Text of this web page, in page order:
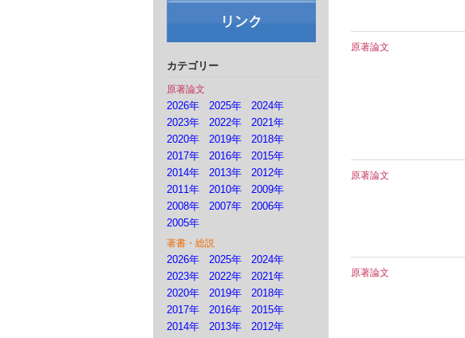
カテゴリー
原著論文
2026年 2025年
2024年
2023年
2022年
2021年
2020年
2019年
2018年
2017年
2016年
2015年
2014年
2013年
2012年
2011年
2010年
2009年
2008年
2007年
2006年
2005年
著書・総説
2026年 2025年
2024年
2023年
2022年
2021年
2020年
2019年
2018年
2017年
2016年
2015年
2014年
2013年
2012年
原著論文
原著論文
原著論文